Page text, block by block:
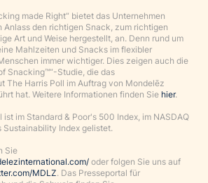
made Right“ bietet das Unternehmen
Anlass den richtigen Snack, zum richtigen
Art und Weise hergestellt, an. Denn rund um
Mahlzeiten und Snacks im flexibler
immer wichtiger. Dies zeigen auch die
Snacking™“-Studie, die das
The Harris Poll im Auftrag von Mondelēz
hat. Weitere Informationen finden Sie hier.
im Standard & Poor's 500 Index, im NASDAQ
Sustainability Index gelistet.
Sie
oder folgen Sie uns auf
MDLZ. Das Presseportal für